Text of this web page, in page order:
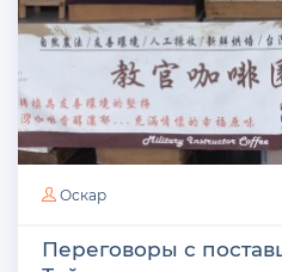
Оскар
Переговоры с